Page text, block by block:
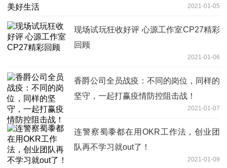
2021-01-05
现场试玩狂收好评 心源工作室CP27精彩
回顾
2021-01-06
香爵公司全员战疫：不同的岗位，同样的
坚守，一起打赢疫情防控阻击战！
2021-01-07
连警察蜀黍都在用OKR工作法，创业团
队再不学习就out了！
2021-01-09